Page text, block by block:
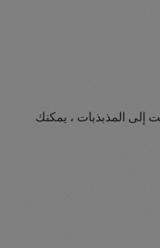
إلى المذبذبات ، يمكنك